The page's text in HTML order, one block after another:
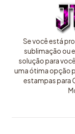
Se você está
sublimação ou
solução para
uma ótima opção
estampas para